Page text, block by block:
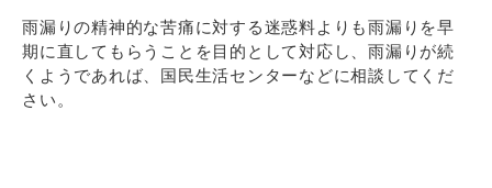
雨漏りの精神的な苦痛に対する迷惑料よりも雨漏りを早
期に直してもらうことを目的として対応し、雨漏りが続
くようであれば、国民生活センターなどに相談してくだ
さい。